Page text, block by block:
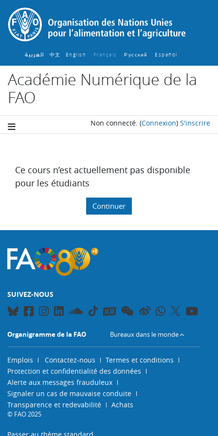
Passer au contenu principal
العربية 中文 English ‎ Français ‎ Русский ‎ Español ‎
Académie Numérique de la
FAO
Non connecté. (Connexion) S'inscrire
Ce cours n’est actuellement pas disponible
pour les étudiants
Continuer
SUIVEZ-NOUS
Organigramme de la FAO Bureaux dans le monde
Emplois Contactez-nous
Termes et conditions
Protection et confidentialité des données
Alerte aux messages frauduleux
Signaler un cas de mauvaise conduite
Transparence et redevabilité
Achats
© FAO 2025